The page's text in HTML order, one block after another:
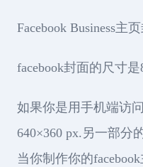
Facebook Business主
facebook封面的尺寸是
如果你是用手机端访
640×360 px.另一部分
当你制作你的